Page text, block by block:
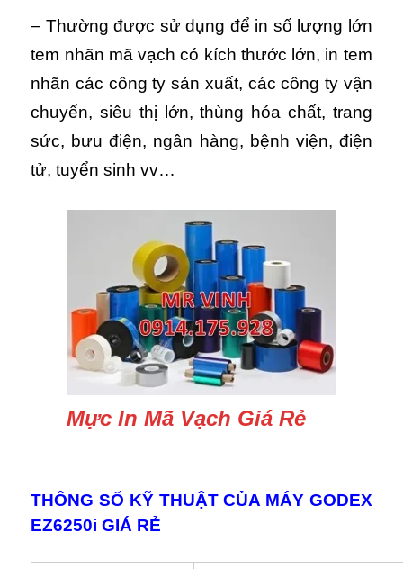
– Thường được sử dụng để in số lượng lớn
tem nhãn mã vạch có kích thước lớn, in tem
nhãn các công ty sản xuất, các công ty vận
chuyển, siêu thị lớn, thùng hóa chất, trang
sức, bưu điện, ngân hàng, bệnh viện, điện
tử, tuyển sinh vv…
Mực In Mã Vạch Giá Rẻ
THÔNG SỐ KỸ THUẬT CỦA MÁY GODEX
EZ6250i GIÁ RẺ